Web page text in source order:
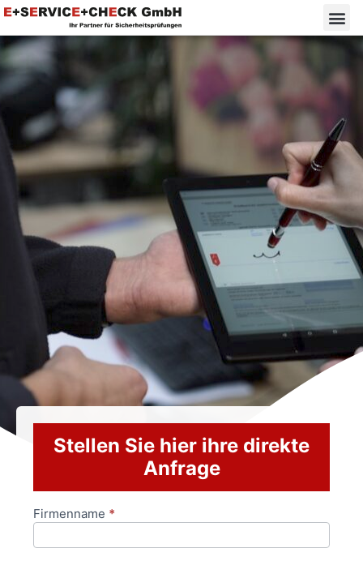
Stellen Sie hier ihre direkte
Anfrage
Anfrageformular
Firmenname *